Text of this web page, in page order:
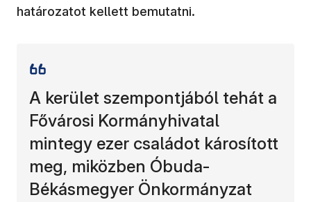
határozatot kellett bemutatni.
A kerület szempontjából tehát a
Fővárosi Kormányhivatal
mintegy ezer családot károsított
meg, miközben Óbuda-
Békásmegyer Önkormányzat